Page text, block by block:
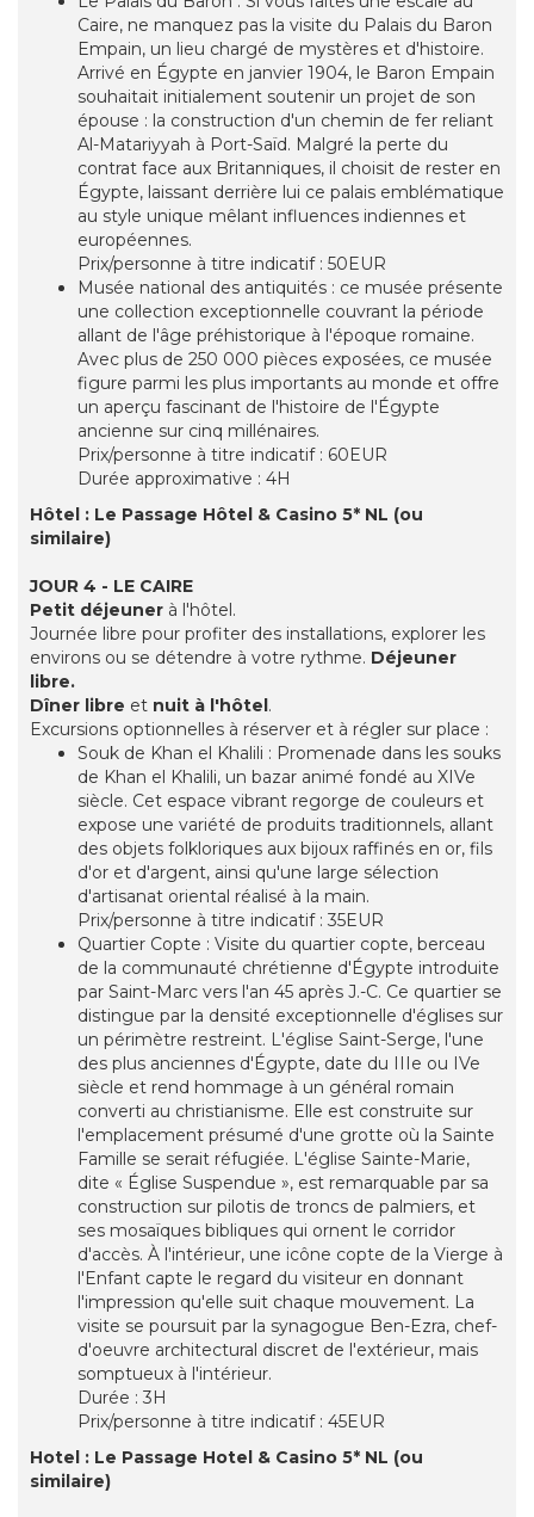
Caire, ne manquez pas la visite du Palais du Baron
Empain, un lieu chargé de mystères et d'histoire.
Arrivé en Égypte en janvier 1904, le Baron Empain
souhaitait initialement soutenir un projet de son
épouse : la construction d'un chemin de fer reliant
Al-Matariyyah à Port-Saïd. Malgré la perte du
contrat face aux Britanniques, il choisit de rester en
Égypte, laissant derrière lui ce palais emblématique
au style unique mêlant influences indiennes et
européennes.
Prix/personne à titre indicatif : 50EUR
Musée national des antiquités : ce musée présente
une collection exceptionnelle couvrant la période
allant de l'âge préhistorique à l'époque romaine.
Avec plus de 250 000 pièces exposées, ce musée
figure parmi les plus importants au monde et offre
un aperçu fascinant de l'histoire de l'Égypte
ancienne sur cinq millénaires.
Prix/personne à titre indicatif : 60EUR
Durée approximative : 4H
Hôtel : Le Passage Hôtel & Casino 5* NL (ou
similaire)
JOUR 4 - LE CAIRE
Petit déjeuner à l'hôtel.
Journée libre pour profiter des installations, explorer les
environs ou se détendre à votre rythme. Déjeuner
libre.
Dîner libre et nuit à l'hôtel .
Excursions optionnelles à réserver et à régler sur place :
Souk de Khan el Khalili : Promenade dans les souks
de Khan el Khalili, un bazar animé fondé au XIVe
siècle. Cet espace vibrant regorge de couleurs et
expose une variété de produits traditionnels, allant
des objets folkloriques aux bijoux raffinés en or, fils
d'or et d'argent, ainsi qu'une large sélection
d'artisanat oriental réalisé à la main.
Prix/personne à titre indicatif : 35EUR
Quartier Copte : Visite du quartier copte, berceau
de la communauté chrétienne d'Égypte introduite
par Saint-Marc vers l'an 45 après J.-C. Ce quartier se
distingue par la densité exceptionnelle d'églises sur
un périmètre restreint. L'église Saint-Serge, l'une
des plus anciennes d'Égypte, date du IIIe ou IVe
siècle et rend hommage à un général romain
converti au christianisme. Elle est construite sur
l'emplacement présumé d'une grotte où la Sainte
Famille se serait réfugiée. L'église Sainte-Marie,
dite « Église Suspendue », est remarquable par sa
construction sur pilotis de troncs de palmiers, et
ses mosaïques bibliques qui ornent le corridor
d'accès. À l'intérieur, une icône copte de la Vierge à
l'Enfant capte le regard du visiteur en donnant
l'impression qu'elle suit chaque mouvement. La
visite se poursuit par la synagogue Ben-Ezra, chef-
d'oeuvre architectural discret de l'extérieur, mais
somptueux à l'intérieur.
Durée : 3H
Prix/personne à titre indicatif : 45EUR
Hotel : Le Passage Hotel & Casino 5* NL (ou
similaire)